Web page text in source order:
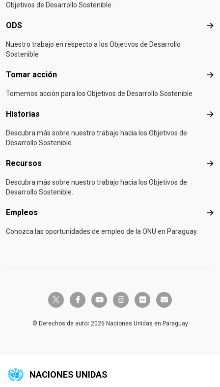
Objetivos de Desarrollo Sostenible.
ODS
Nuestro trabajo en respecto a los Objetivos de Desarrollo
Sostenible
Tomar acción
Tomemos acción para los Objetivos de Desarrollo Sostenible
Historias
Descubra más sobre nuestro trabajo hacia los Objetivos de
Desarrollo Sostenible.
Recursos
Descubra más sobre nuestro trabajo hacia los Objetivos de
Desarrollo Sostenible.
Empleos
Conozca las oportunidades de empleo de la ONU en Paraguay.
twitter-x facebook-fyoutube instagramflickr envelope
© Derechos de autor 2026 Naciones Unidas en Paraguay
NACIONES UNIDAS